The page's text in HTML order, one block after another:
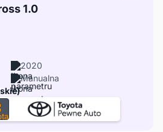
1.0
2020
Manualna